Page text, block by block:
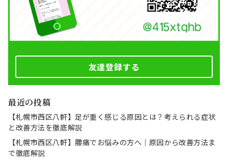
友達登録する
最近の投稿
【札幌市西区八軒】足が重く感じる原因とは？考えられる症状
と改善方法を徹底解説
【札幌市西区八軒】腰痛でお悩みの方へ｜原因から改善方法ま
で徹底解説